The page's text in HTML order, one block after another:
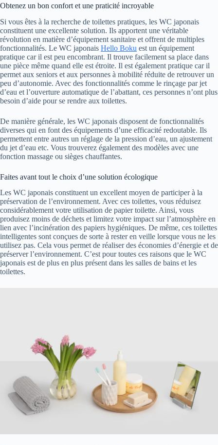
Obtenez un bon confort et une praticité incroyable
Si vous êtes à la recherche de toilettes pratiques, les WC japonais
constituent une excellente solution. Ils apportent une véritable
révolution en matière d’équipement sanitaire et offrent de multiples
fonctionnalités. Le WC japonais Hello Boku est un équipement
pratique car il est peu encombrant. Il trouve facilement sa place dans
une pièce même quand elle est étroite. Il est également pratique car il
permet aux seniors et aux personnes à mobilité réduite de retrouver un
peu d’autonomie. Avec des fonctionnalités comme le rinçage par jet
d’eau et l’ouverture automatique de l’abattant, ces personnes n’ont plus
besoin d’aide pour se rendre aux toilettes.
De manière générale, les WC japonais disposent de fonctionnalités
diverses qui en font des équipements d’une efficacité redoutable. Ils
permettent entre autres un réglage de la pression d’eau, un ajustement
du jet d’eau etc. Vous trouverez également des modèles avec une
fonction massage ou sièges chauffantes.
Faites avant tout le choix d’une solution écologique
Les WC japonais constituent un excellent moyen de participer à la
préservation de l’environnement. Avec ces toilettes, vous réduisez
considérablement votre utilisation de papier toilette. Ainsi, vous
produisez moins de déchets et limitez votre impact sur l’atmosphère en
lien avec l’incinération des papiers hygiéniques. De même, ces toilettes
intelligentes sont conçues de sorte à rester en veille lorsque vous ne les
utilisez pas. Cela vous permet de réaliser des économies d’énergie et de
préserver l’environnement. C’est pour toutes ces raisons que le WC
japonais est de plus en plus présent dans les salles de bains et les
toilettes.